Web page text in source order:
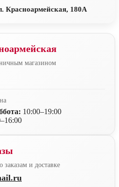
Красноармейская, 180А
магазином
10:00–19:00
заказам и доставке